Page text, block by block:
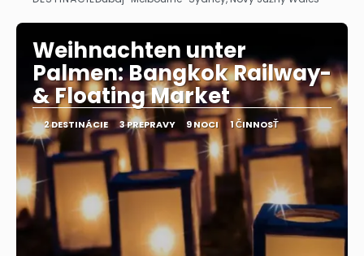
Pozrieť sa
Weihnachten unter
Palmen: Bangkok Railway-
& Floating Market
2 DESTINÁCIE 3 PREPRAVY 9 NOCI 1 ČINNOSŤ